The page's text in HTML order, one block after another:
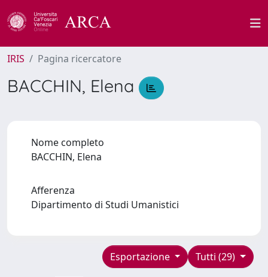
IRIS Pagina ricercatore
BACCHIN, Elena
Nome completo
BACCHIN, Elena
Afferenza
Dipartimento di Studi Umanistici
Tutti (29)
Esportazione